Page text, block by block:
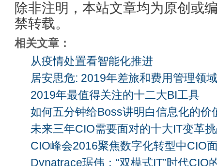
除非注明，本站文章均为原创或
禁转载。
相关文章：
从疫情处置看智能化推进
居安思危: 2019年差旅和费用管理领
2019年最值得关注的十二大BI工具
如何五分钟给Boss讲明白信息化的价
未来三年CIO需要面对的十大IT变革
CIO峰会2016聚焦数字化转型中CIO
Dynatrace琚伟：“双模式IT”时代CIO